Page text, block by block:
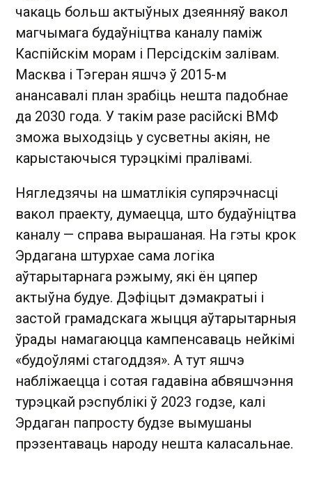
чакаць больш актыўных дзеянняў вакол
магчымага будаўніцтва каналу паміж
Каспійскім морам і Персідскім залівам.
Масква і Тэгеран яшчэ ў 2015-м
анансавалі план зрабіць нешта падобнае
да 2030 года. У такім разе расійскі ВМФ
зможа выходзіць у сусветны акіян, не
карыстаючыся турэцкімі пралівамі.
Нягледзячы на шматлікія супярэчнасці
вакол праекту, думаецца, што будаўніцтва
каналу — справа вырашаная. На гэты крок
Эрдагана штурхае сама логіка
аўтарытарнага рэжыму, які ён цяпер
актыўна будуе. Дэфіцыт дэмакратыі і
застой грамадскага жыцця аўтарытарныя
ўрады намагаюцца кампенсаваць нейкімі
«будоўлямі стагоддзя». А тут яшчэ
набліжаецца і сотая гадавіна абвяшчэння
турэцкай рэспублікі ў 2023 годзе, калі
Эрдаган папросту будзе вымушаны
прэзентаваць народу нешта каласальнае.